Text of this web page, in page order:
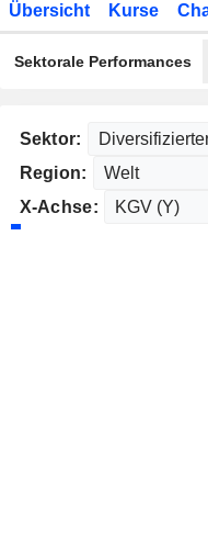
Übersicht Kurse
Sektorale Performances
Sektor:
Region:
X-Achse: